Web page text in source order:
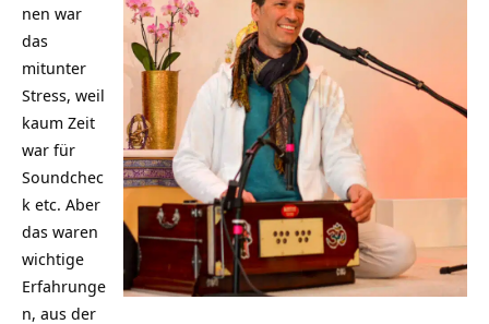
nen war
das
mitunter
Stress, weil
kaum Zeit
war für
Soundchec
k etc. Aber
das waren
wichtige
Erfahrunge
n, aus der